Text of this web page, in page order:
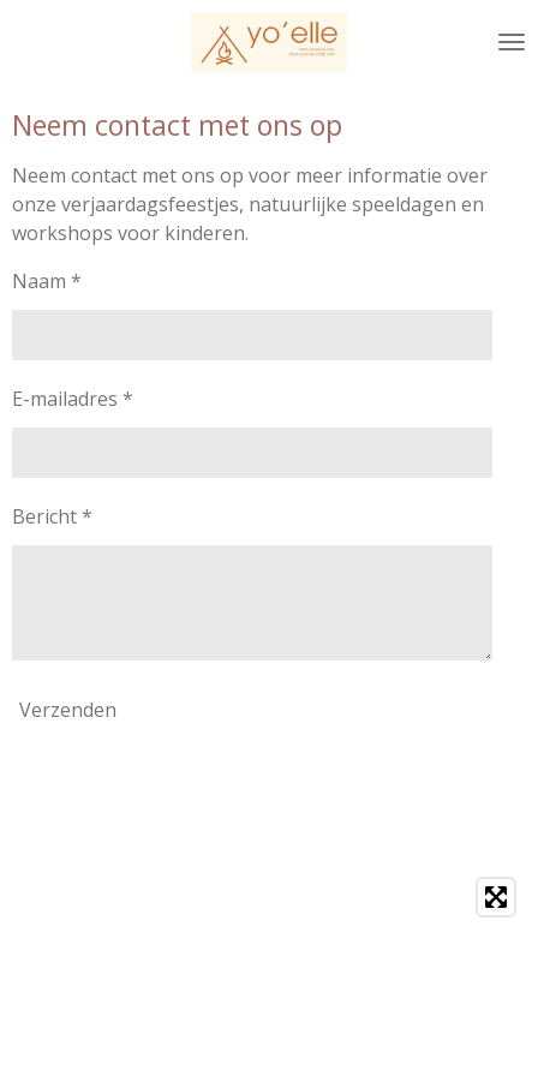
de
hoofdinhoud
Neem contact met ons op
Neem contact met ons op voor meer informatie over
onze verjaardagsfeestjes, natuurlijke speeldagen en
workshops voor kinderen.
Naam *
E-mailadres *
Bericht *
Verzenden